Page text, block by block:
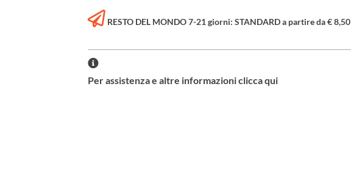
RESTO DEL MONDO 7-21 giorni: STANDARD a partire da € 8,50
Per assistenza e altre informazioni clicca qui